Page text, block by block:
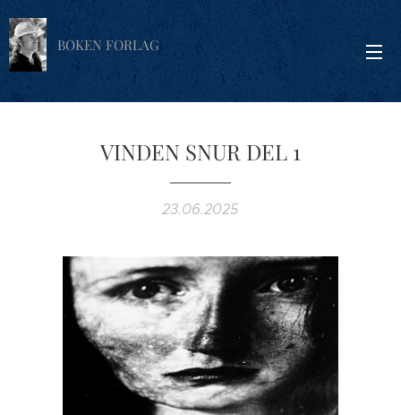
BOKEN FORLAG
VINDEN SNUR DEL 1
23.06.2025